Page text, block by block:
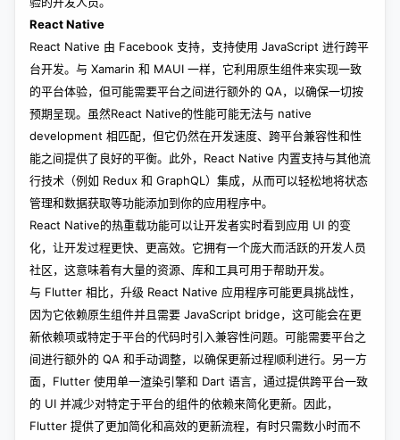
React Native
React Native 由 Facebook 支持，支持使用 JavaScript 进行跨平
台开发。与 Xamarin 和 MAUI 一样，它利用原生组件来实现一致
的平台体验，但可能需要平台之间进行额外的 QA，以确保一切按
预期呈现。虽然React Native的性能可能无法与 native
development 相匹配，但它仍然在开发速度、跨平台兼容性和性
能之间提供了良好的平衡。此外，React Native 内置支持与其他流
行技术（例如 Redux 和 GraphQL）集成，从而可以轻松地将状态
管理和数据获取等功能添加到你的应用程序中。
React Native的热重载功能可以让开发者实时看到应用 UI 的变
化，让开发过程更快、更高效。它拥有一个庞大而活跃的开发人员
社区，这意味着有大量的资源、库和工具可用于帮助开发。
与 Flutter 相比，升级 React Native 应用程序可能更具挑战性，
因为它依赖原生组件并且需要 JavaScript bridge，这可能会在更
新依赖项或特定于平台的代码时引入兼容性问题。可能需要平台之
间进行额外的 QA 和手动调整，以确保更新过程顺利进行。另一方
面，Flutter 使用单一渲染引擎和 Dart 语言，通过提供跨平台一致
的 UI 并减少对特定于平台的组件的依赖来简化更新。因此，
Flutter 提供了更加简化和高效的更新流程，有时只需数小时而不